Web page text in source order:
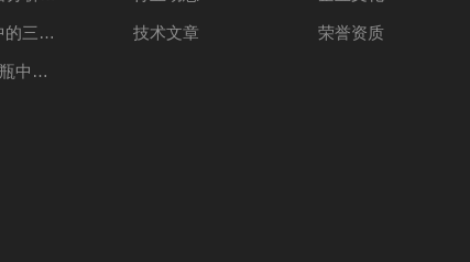
山东瑞能仪器-生活饮用水中的三氯甲烷、四氯化碳实验方案
山东瑞能仪器药品包装PET瓶中乙醛残留量的检测分析实验方案
技术文章 荣誉资质